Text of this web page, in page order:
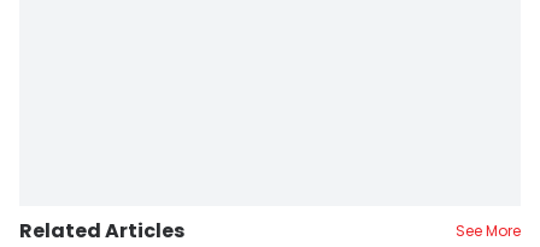
Related Articles See More